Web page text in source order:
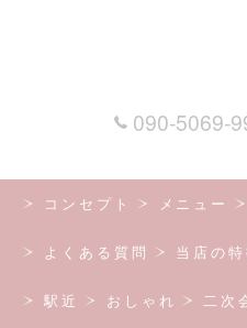
090-5069-
コンセプト メニュー
よくある質問 当店の特
駅近 おしゃれ 二次